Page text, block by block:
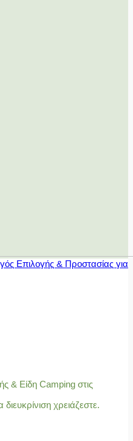
Επιλογής & Προστασίας για
& Είδη Camping στις
χρειάζεστε.